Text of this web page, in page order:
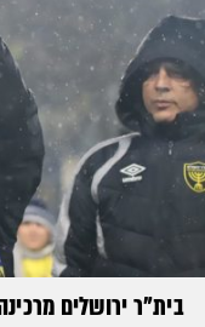
בית"ר ירושלים